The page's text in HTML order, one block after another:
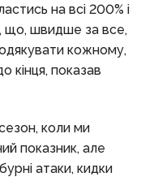
на всі 200% і
що, швидше за все,
кожному,
кінця, показав
коли ми
показник, але
атаки, кидки